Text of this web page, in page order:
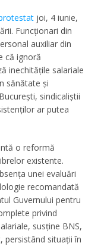
joi, 4 iunie,
Funcționari din
auxiliar din
că ignoră
inechitățile salariale
sănătate și
sindicaliștii
ar putea
o reformă
existente.
unei evaluări
recomandată
Guvernului pentru
privind
susține BNS,
persistând situații în